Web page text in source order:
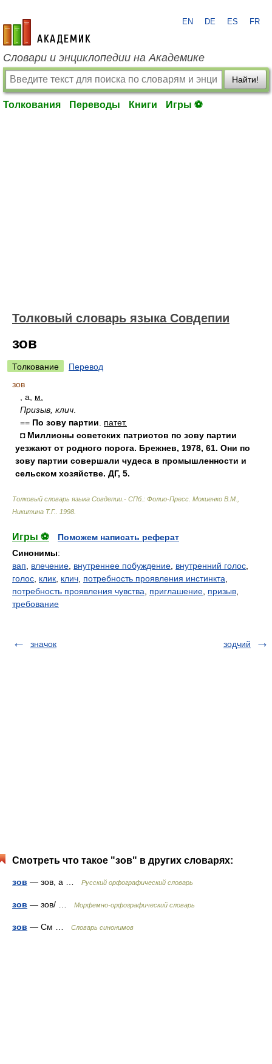
academic.ru
EN DE ES FR
Словари и энциклопедии на Академике
Найти!
Толкования Переводы Книги Игры ⚽
Толковый словарь языка Совдепии
зов
Толкование
Перевод
зов
, а, м.
Призыв, клич
== По зову партии
патет.
◘ Миллионы советских патриотов по зову партии
уезжают от родного порога. Брежнев, 1978, 61. Они по
зову партии совершали чудеса в промышленности и
сельском хозяйстве. ДГ, 5.
Толковый словарь языка Совдепии.- СПб.: Фолио-Пресс Мокиенко В.М.,
Никитина Т.Г.
1998
Игры ⚽
Поможем написать реферат
Синонимы:
вап
влечение внутреннее побуждение внутренний голос
голос клик клич потребность проявления инстинкта
потребность проявления чувства
приглашение призыв
требование
значок зодчий
Смотреть что такое "зов" в других словарях:
зов — зов, а … Русский орфографический словарь
зов — зов/ … Морфемно-орфографический словарь
зов — См … Словарь синонимов